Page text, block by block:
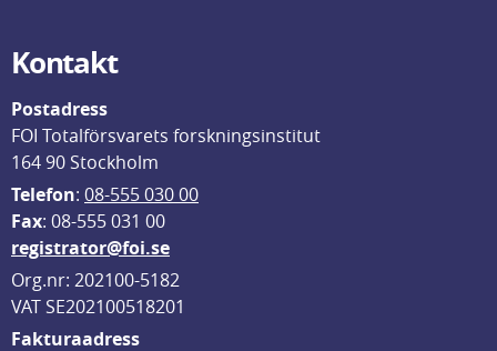
Kontakt
Postadress
FOI Totalförsvarets forskningsinstitut
164 90 Stockholm
Telefon: 08-555 030 00
Fax: 08-555 031 00
registrator@foi.se
Org.nr: 202100-5182
VAT SE202100518201
Fakturaadress